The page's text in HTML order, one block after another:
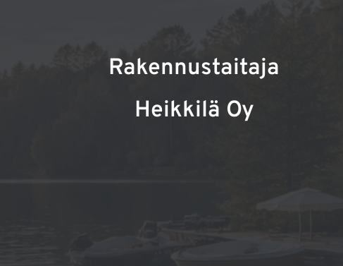
Rakennustaitaja
Heikkilä Oy